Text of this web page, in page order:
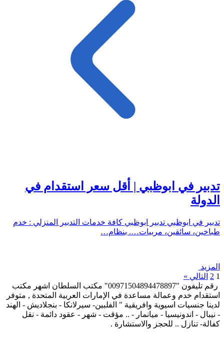
تدبير في ابوظبي | أقل سعر استقدام في
الدولة
تدبير في ابوظبي تدبير ابوظبي كافة خدمات التدبير المنزلي : خدم
طباخين، سائقين، مربيات…. بنظام…
المزيد
1
2 التالي »
رقم تليفون "00971504894478897" مكتب السلطان اشهر مكتب
استقدام خدم وعمالة مساعدة في الإمارات العربية المتحدة , متوفر
لدينا جنسيات اسيوية وافريقية " الفلبين- سيرلانكا - بنجلاديش - الهند
- نيبال - اندونيسيا - ميانمار - .. مؤقت - شهر - عقود دائمة - نقل
كفالة- تنازل .. للحجز والاستشارة .